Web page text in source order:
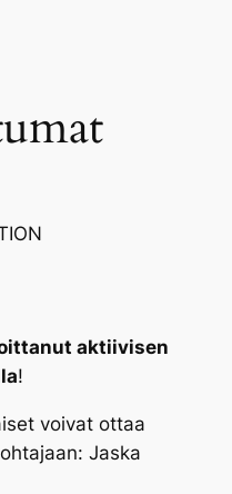
aktiivisen
!
voivat ottaa
Jaska